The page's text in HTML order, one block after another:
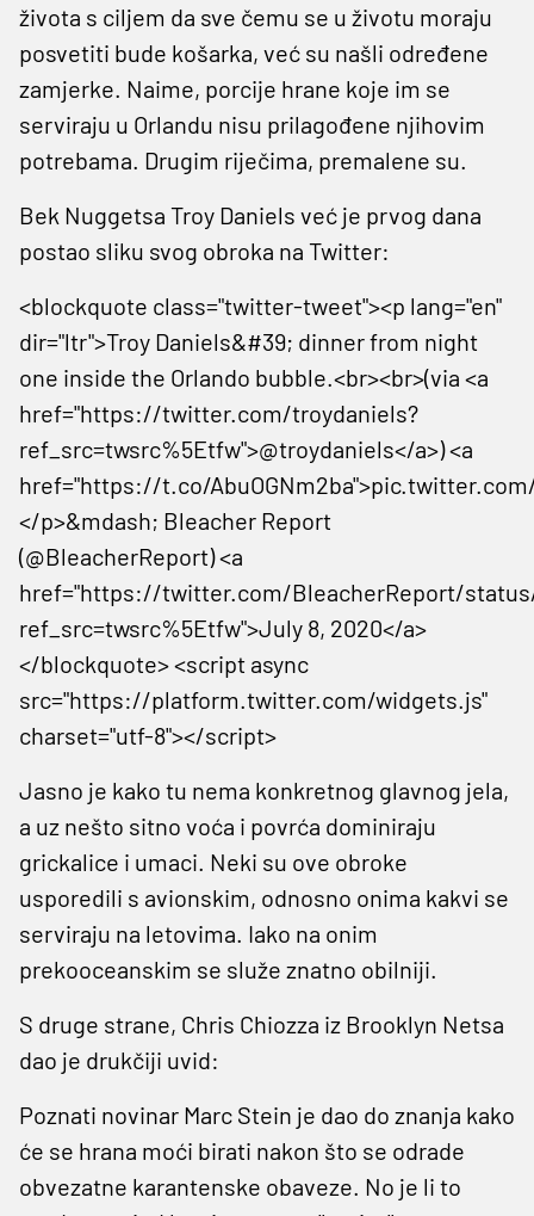
života s ciljem da sve čemu se u životu moraju
posvetiti bude košarka, već su našli određene
zamjerke. Naime, porcije hrane koje im se
serviraju u Orlandu nisu prilagođene njihovim
potrebama. Drugim riječima, premalene su.
Bek Nuggetsa Troy Daniels već je prvog dana
postao sliku svog obroka na Twitter:
<blockquote class="twitter-tweet"><p lang="en"
dir="ltr">Troy Daniels&#39; dinner from night
one inside the Orlando bubble.<br><br>(via <a
href="https://twitter.com/troydaniels?
ref_src=twsrc%5Etfw">@troydaniels</a>) <a
href="https://t.co/
</p>&mdash; Bleacher Report
(@BleacherReport) <a
href="https://twitter.com/BleacherReport/status/
ref_src=twsrc%5Etfw">July 8, 2020</a>
</blockquote> <script async
src="https://platform.twitter.com/widgets.js"
charset="utf-8"></script>
Jasno je kako tu nema konkretnog glavnog jela,
a uz nešto sitno voća i povrća dominiraju
grickalice i umaci. Neki su ove obroke
usporedili s avionskim, odnosno onima kakvi se
serviraju na letovima. Iako na onim
prekooceanskim se služe znatno obilniji.
S druge strane, Chris Chiozza iz Brooklyn Netsa
dao je drukčiji uvid:
Poznati novinar Marc Stein je dao do znanja kako
će se hrana moći birati nakon što se odrade
obvezatne karantenske obaveze. No je li to